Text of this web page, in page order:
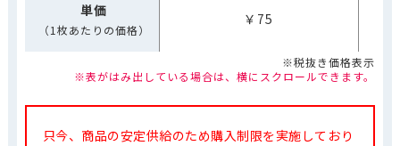
単価
（1枚あたりの価格）
￥75
※税抜き価格表示
※表がはみ出している場合は、横にスクロールできます。
只今、商品の安定供給のため購入制限を実施しており